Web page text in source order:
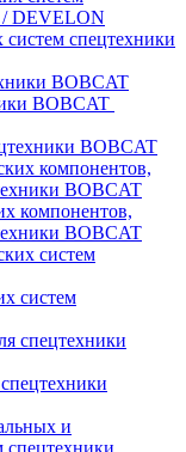
систем спецтехники
BOBCAT
BOBCAT
компонентов,
BOBCAT
систем